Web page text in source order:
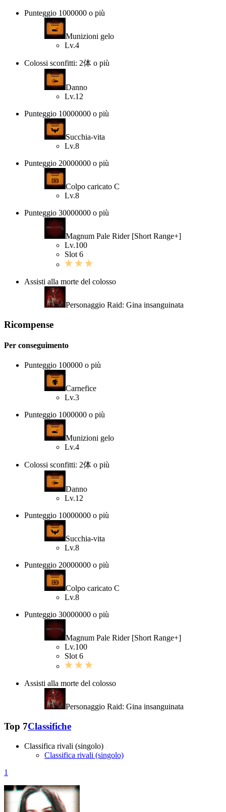
Punteggio 1000000 o più
Munizioni gelo
Lv.4
Colossi sconfitti: 2体 o più
Danno
Lv.12
Punteggio 10000000 o più
Succhia-vita
Lv.8
Punteggio 20000000 o più
Colpo caricato C
Lv.8
Punteggio 30000000 o più
Magnum Pale Rider [Short Range+]
Lv.100
Slot 6
Assisti alla morte del colosso
Personaggio Raid: Gina insanguinata
Ricompense
Per conseguimento
Punteggio 100000 o più
Carnefice
Lv.3
Punteggio 1000000 o più
Munizioni gelo
Lv.4
Colossi sconfitti: 2体 o più
Danno
Lv.12
Punteggio 10000000 o più
Succhia-vita
Lv.8
Punteggio 20000000 o più
Colpo caricato C
Lv.8
Punteggio 30000000 o più
Magnum Pale Rider [Short Range+]
Lv.100
Slot 6
Assisti alla morte del colosso
Personaggio Raid: Gina insanguinata
Top 7Classifiche
Classifica rivali (singolo)
Classifica rivali (singolo)
1